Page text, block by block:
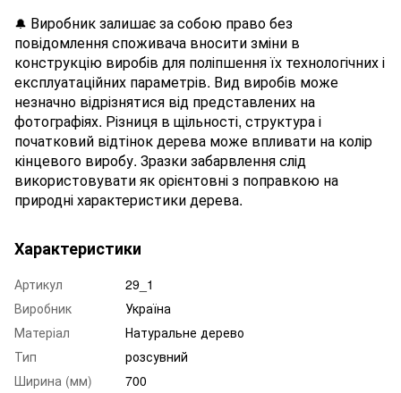
🔔 Виробник залишає за собою право без
повідомлення споживача вносити зміни в
конструкцію виробів для поліпшення їх технологічних і
експлуатаційних параметрів. Вид виробів може
незначно відрізнятися від представлених на
фотографіях. Різниця в щільності, структура і
початковий відтінок дерева може впливати на колір
кінцевого виробу. Зразки забарвлення слід
використовувати як орієнтовні з поправкою на
природні характеристики дерева.
Характеристики
Артикул
29_1
Виробник
Україна
Матеріал
Натуральне дерево
Тип
розсувний
Ширина (мм)
700